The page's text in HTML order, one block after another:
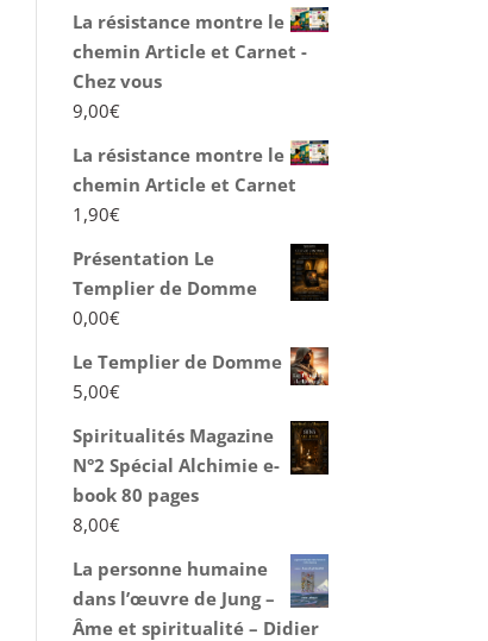
La résistance montre le
chemin Article et Carnet -
Chez vous
9,00€
La résistance montre le
chemin Article et Carnet
1,90€
Présentation Le
Templier de Domme
0,00€
Le Templier de Domme
5,00€
Spiritualités Magazine
N°2 Spécial Alchimie e-
book 80 pages
8,00€
La personne humaine
dans l’œuvre de Jung –
Âme et spiritualité – Didier